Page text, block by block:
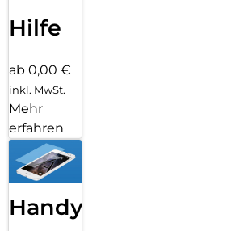
Hilfe
ab 0,00 €
inkl. MwSt.
Mehr
erfahren
Handy